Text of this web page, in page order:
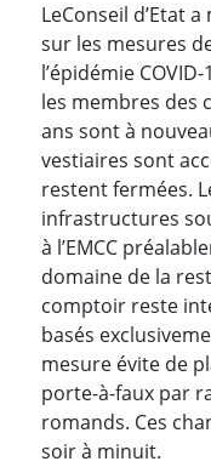
LeConseil d’Etat
sur les mesures
l’épidémie
les membres des
ans sont à
vestiaires sont
restent fermées.
infrastructures
à l’EMCC
domaine de la
comptoir reste
basés
mesure évite de
porte-à-faux par
romands. Ces
soir à minuit.